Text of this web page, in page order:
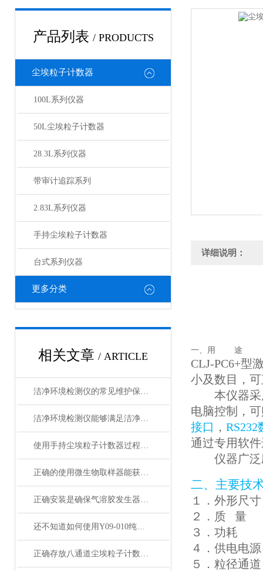
产品列表 / PRODUCTS
尘埃粒子计数器
100L系列仪器
50L尘埃粒子计数器
28.3L系列仪器
带审计追踪系列
2.83L系列仪器
手持尘埃粒子计数器
台式系列仪器
更多分类
相关文章 / ARTICLE
洁净环境检测仪的常见维护保养方法分享
洁净环境检测仪能够满足洁净环境的管理要求
使用手持尘埃粒子计数器过程中应注意的事项分享
正确的使用微生物取样器能获取准确的数据
正确安装是确保气溶胶发生器有效性的关键
还不知道如何使用Y09-010纯水雾化器？进来看
正确存放八通道尘埃粒子计数器可确保其长期使用的有效性
详细说明：
一、用 途
CLJ-PC6+型
小及数目，
本仪器
电脑控制，
接口 ，
通过专用软
仪器广
二、主要技
１．外形尺
２．质
量
３．功耗
４．供电电
５．粒径通